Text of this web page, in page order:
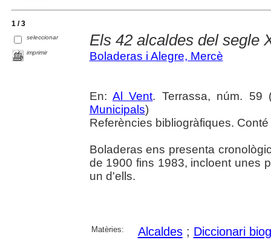
1 / 3
seleccionar
imprimir
Els 42 alcaldes del segle
Boladeras i Alegre, Mercè
En:Al Vent. Terrassa, núm.
Municipals)
Referències bibliogràfiques.
Boladeras ens presenta
de 1900 fins 1983, incloent unes
un d'ells.
Matèries: Alcaldes; Diccionari